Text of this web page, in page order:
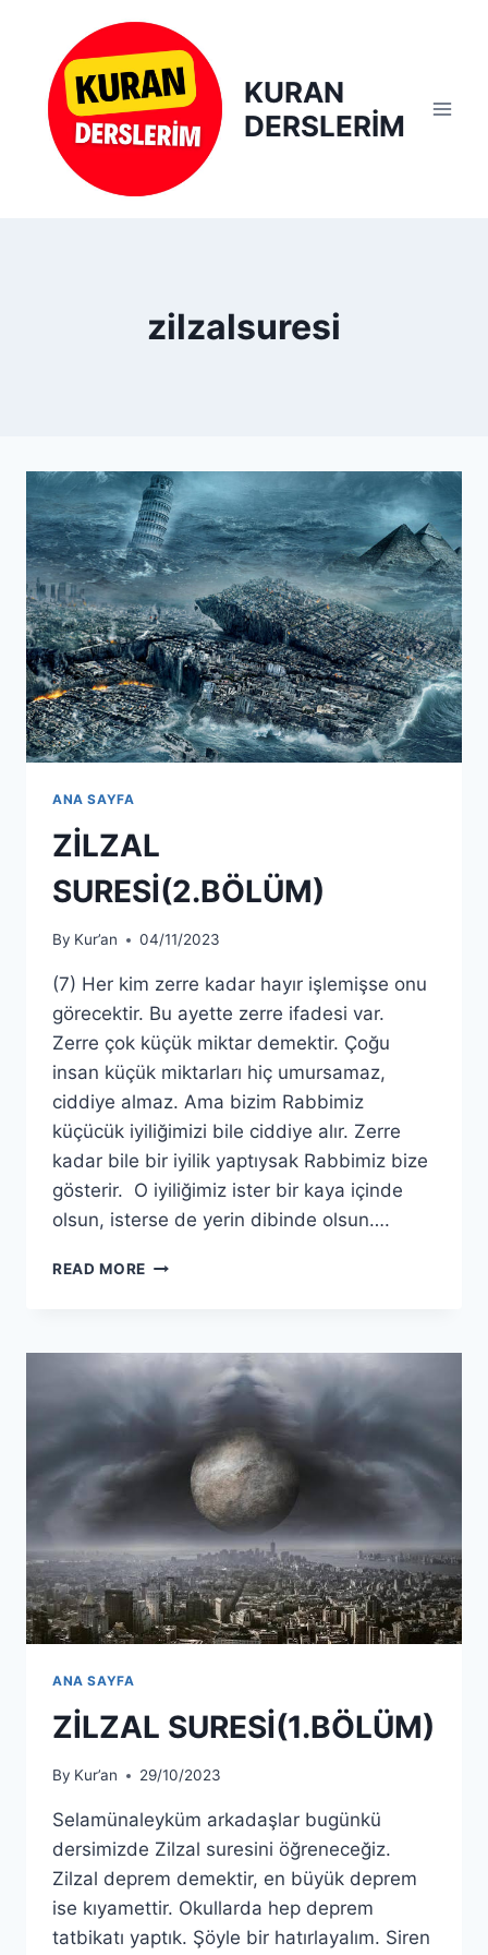
content
KURAN
DERSLERİM
zilzalsuresi
ANA SAYFA
ZİLZAL
SURESİ(2.BÖLÜM)
By Kur’an 04/11/2023
(7) Her kim zerre kadar hayır işlemişse onu
görecektir. Bu ayette zerre ifadesi var.
Zerre çok küçük miktar demektir. Çoğu
insan küçük miktarları hiç umursamaz,
ciddiye almaz. Ama bizim Rabbimiz
küçücük iyiliğimizi bile ciddiye alır. Zerre
kadar bile bir iyilik yaptıysak Rabbimiz bize
gösterir. O iyiliğimiz ister bir kaya içinde
olsun, isterse de yerin dibinde olsun….
READ MORE ZİLZAL
ANA SAYFA
ZİLZAL SURESİ(1.BÖLÜM)
By Kur’an 29/10/2023
Selamünaleyküm arkadaşlar bugünkü
dersimizde Zilzal suresini öğreneceğiz.
Zilzal deprem demektir, en büyük deprem
ise kıyamettir. Okullarda hep deprem
tatbikatı yaptık. Şöyle bir hatırlayalım. Siren